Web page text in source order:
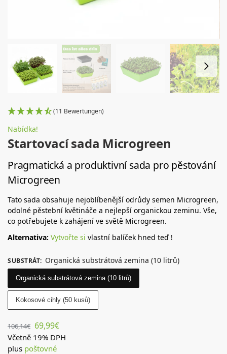
(11 Bewertungen)
Nabídka!
Startovací sada Microgreen
Pragmatická a produktivní sada pro pěstování
Microgreen
Tato sada obsahuje nejoblíbenější odrůdy semen Microgreen,
odolné pěstební květináče a nejlepší organickou zeminu. Vše,
co potřebujete k zahájení ve světě Microgreen.
Alternativa: Vytvořte si vlastní balíček hned teď !
SUBSTRÁT: Organická substrátová zemina (10 litrů)
Organická substrátová zemina (10 litrů)
Kokosové cihly (50 kusů)
106,14€ 69,99€
Včetně 19% DPH
plus poštovné